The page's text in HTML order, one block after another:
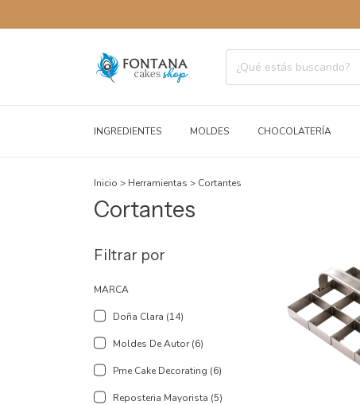
INGREDIENTES MOLDES CHOCOLATERÍA
Inicio > Herramientas > Cortantes
Cortantes
Filtrar por
MARCA
Doña Clara (14)
Moldes De Autor (6)
Pme Cake Decorating (6)
Reposteria Mayorista (5)